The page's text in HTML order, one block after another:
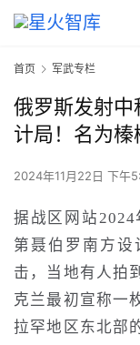
首页 军武专栏
俄罗斯发射
计局！名为
2024年11月22日 下午
据 战区 网站2024
第聂伯罗 南方设
击 ，当地有人拍
克兰最初宣称一
拉罕地区东北部